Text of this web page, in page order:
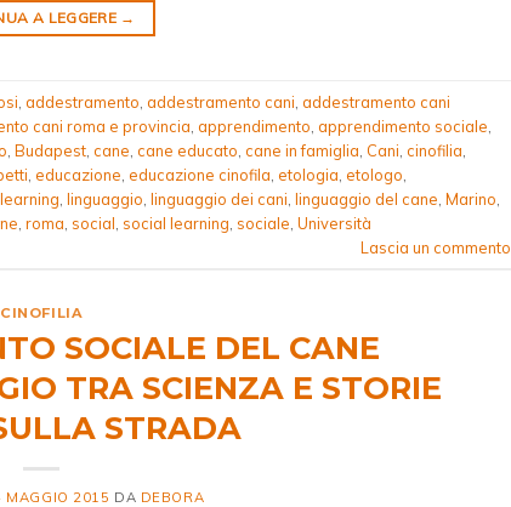
A LEGGERE →
addestramento addestramento cani addestramento cani
cani roma e provincia apprendimento apprendimento sociale
Budapest cane cane educato cane in famiglia Cani cinofilia
educazione educazione cinofila etologia etologo
learning linguaggio linguaggio dei cani linguaggio del cane Marino
roma social social learning sociale Università
Lascia un commento
CINOFILIA
SOCIALE DEL CANE
TRA SCIENZA E STORIE
STRADA
MAGGIO 2015 DA DEBORA